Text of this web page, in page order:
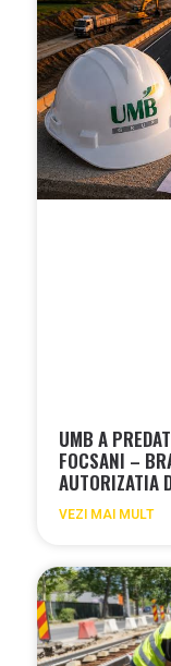
UMB A
FOCSANI –
AUTORIZATIA
VEZI MAI MULT